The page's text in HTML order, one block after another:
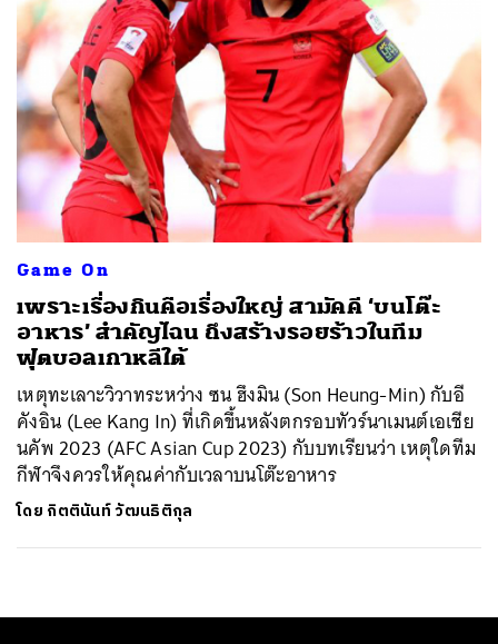
Game On
เพราะเรื่องกินคือเรื่องใหญ่ สามัคคี ‘บนโต๊ะ
อาหาร’ สำคัญไฉน ถึงสร้างรอยร้าวในทีม
ฟุตบอลเกาหลีใต้
เหตุทะเลาะวิวาทระหว่าง ซน ฮึงมิน (Son Heung-Min) กับอี
คังอิน (Lee Kang In) ที่เกิดขึ้นหลังตกรอบทัวร์นาเมนต์เอเชีย
นคัพ 2023 (AFC Asian Cup 2023) กับบทเรียนว่า เหตุใดทีม
กีฬาจึงควรให้คุณค่ากับเวลาบนโต๊ะอาหาร
โดย กิตตินันท์ วัฒนธิติกุล
ค้นหา
SHARE TWEET LINE EMAIL